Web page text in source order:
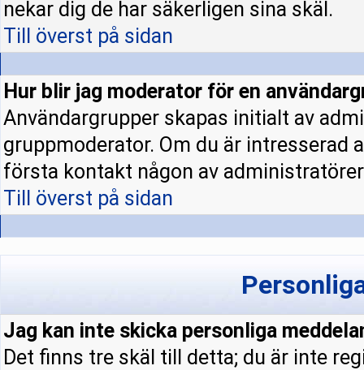
nekar dig de har säkerligen sina skäl.
Till överst på sidan
Hur blir jag moderator för en
Användargrupper skapas initialt av
gruppmoderator. Om du är intresserad
första kontakt någon av
Till överst på sidan
Jag kan inte skicka personliga
Det finns tre skäl till detta; du är inte